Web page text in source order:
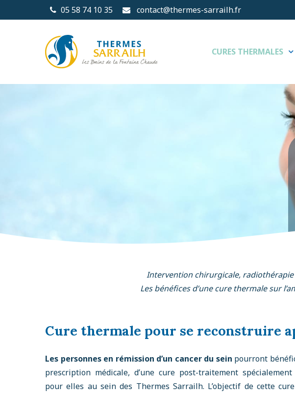
05 58 74 10 35 contact@thermes-sarrailh.fr
CURES THERMALES
Intervention chirurgicale, radiothérapie
Les bénéfices d’une cure thermale sur
Cure thermale pour se reconstruire
Les personnes en rémission d’un cancer du sein pourront
prescription médicale, d’une cure post-traitement spécialement
pour elles au sein des Thermes Sarrailh. L’objectif de cette